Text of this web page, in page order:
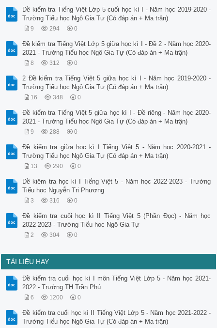
Đề kiểm tra Tiếng Việt Lớp 5 cuối học kì I - Năm học 2019-2020 -
Trường Tiểu học Ngô Gia Tự (Có đáp án + Ma trận)
9 294 0
Đề kiểm tra Tiếng Việt Lớp 5 giữa học kì I - Đề 2 - Năm học 2020-
2021 - Trường Tiểu học Ngô Gia Tự (Có đáp án + Ma trận)
8 312 0
2 Đề kiểm tra Tiếng Việt 5 giữa học kì I - Năm học 2019-2020 -
Trường Tiểu học Ngô Gia Tự (Có đáp án + Ma trận)
16 348 0
Đề kiểm tra Tiếng Việt 5 giữa học kì I - Đề riêng - Năm học 2020-
2021 - Trường Tiểu học Ngô Gia Tự (Có đáp án + Ma trận)
9 288 0
Đề kiểm tra giữa học kì I Tiếng Việt 5 - Năm học 2020-2021 -
Trường Tiểu học Ngô Gia Tự (Có đáp án + Ma trận)
13 290 0
Đề kiêm tra học kì I Tiếng Việt 5 - Năm học 2022-2023 - Trường
Tiểu học Nguyễn Tri Phương
3 316 0
Đề kiểm tra cuối học kì II Tiếng Việt 5 (Phần Đọc) - Năm học
2022-2023 - Trường Tiểu hoc Ngô Gia Tự
2 304 0
TÀI LIỆU HAY
Đề kiểm tra cuối học kì I môn Tiếng Việt Lớp 5 - Năm học 2021-
2022 - Trường TH Trần Phú
6 1200 0
Đề kiểm tra cuối học kì II Tiếng Việt Lớp 5 - Năm học 2021-2022 -
Trường Tiểu học Ngô Gia Tự (Có đáp án + Ma trận)